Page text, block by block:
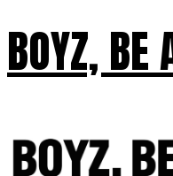
BOYZ, BE